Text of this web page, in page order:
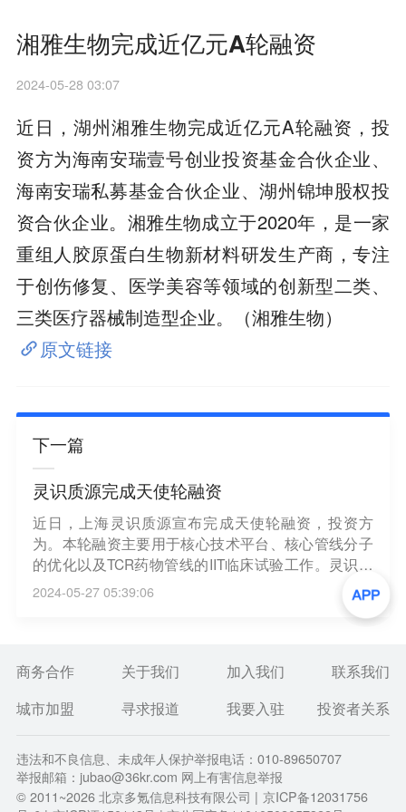
湘雅生物完成近亿元A轮融资
2024-05-28 03:07
近日，湖州湘雅生物完成近亿元A轮融资，投
资方为海南安瑞壹号创业投资基金合伙企业、
海南安瑞私募基金合伙企业、湖州锦坤股权投
资合伙企业。湘雅生物成立于2020年，是一家
重组人胶原蛋白生物新材料研发生产商，专注
于创伤修复、医学美容等领域的创新型二类、
三类医疗器械制造型企业。（湘雅生物）
原文链接
下一篇
灵识质源完成天使轮融资
近日，上海灵识质源宣布完成天使轮融资，投资方
为。本轮融资主要用于核心技术平台、核心管线分子
的优化以及TCR药物管线的IIT临床试验工作。灵识质
源成立于2023年，独立开发了“ TCR MinerTM发现平
台”和“可溶性TCR工程改造技术”两大技术平台，是一
家具有TCR发现能力及TCR药物开发能力的平台型公
2024-05-27 05:39:06
商务合作 关于我们 加入我们
联系我们
城市加盟
寻求报道 我要入驻 投资者关系
违法和不良信息、未成年人保护举报电话：010-89650707
举报邮箱：jubao@36kr.com 网上有害信息举报
© 2011~2026北京多氪信息科技有限公司 | 京ICP备12031756